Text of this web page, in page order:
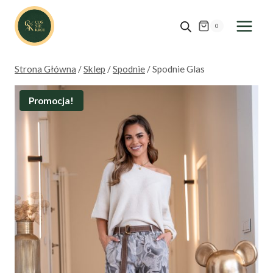
Przejdź
treści
0
Strona Główna /Sklep /Spodnie /Spodnie Glas
Promocja!